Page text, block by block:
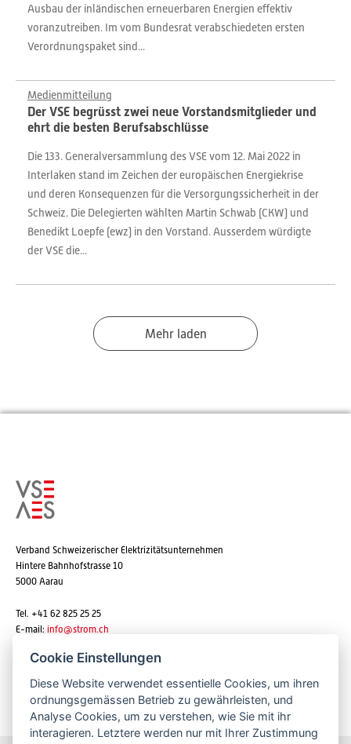
Ausbau der inländischen erneuerbaren Energien effektiv
voranzutreiben. Im vom Bundesrat verabschiedeten ersten
Verordnungspaket sind...
Medienmitteilung
Der VSE begrüsst zwei neue Vorstandsmitglieder und
ehrt die besten Berufsabschlüsse
Die 133. Generalversammlung des VSE vom 12. Mai 2022 in
Interlaken stand im Zeichen der europäischen Energiekrise
und deren Konsequenzen für die Versorgungssicherheit in der
Schweiz. Die Delegierten wählten Martin Schwab (CKW) und
Benedikt Loepfe (ewz) in den Vorstand. Ausserdem würdigte
der VSE die...
Mehr laden
Verband Schweizerischer Elektrizitätsunternehmen
Hintere Bahnhofstrasse 10
5000 Aarau
Tel. +41 62 825 25 25
E-mail: info@strom.ch
Newsletter abonnieren
Cookie Einstellungen
Diese Website verwendet essentielle Cookies, um ihren
ordnungsgemässen Betrieb zu gewährleisten, und
Analyse Cookies, um zu verstehen, wie Sie mit ihr
interagieren. Letztere werden nur mit Ihrer Zustimmung